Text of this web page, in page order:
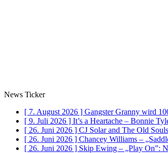
News Ticker
[ 7. August 2026 ] Gangster Granny wird
[ 9. Juli 2026 ] It’s a Heartache – Bonnie
[ 26. Juni 2026 ] CJ Solar and The Old
[ 26. Juni 2026 ] Chancey Williams –
[ 26. Juni 2026 ] Skip Ewing – „Play On”: